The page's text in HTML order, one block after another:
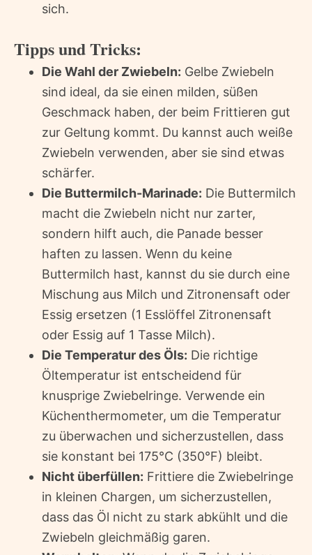
sich.
Tipps und Tricks:
Die Wahl der Zwiebeln: Gelbe Zwiebeln
sind ideal, da sie einen milden, süßen
Geschmack haben, der beim Frittieren gut
zur Geltung kommt. Du kannst auch weiße
Zwiebeln verwenden, aber sie sind etwas
schärfer.
Die Buttermilch-Marinade: Die Buttermilch
macht die Zwiebeln nicht nur zarter,
sondern hilft auch, die Panade besser
haften zu lassen. Wenn du keine
Buttermilch hast, kannst du sie durch eine
Mischung aus Milch und Zitronensaft oder
Essig ersetzen (1 Esslöffel Zitronensaft
oder Essig auf 1 Tasse Milch).
Die Temperatur des Öls: Die richtige
Öltemperatur ist entscheidend für
knusprige Zwiebelringe. Verwende ein
Küchenthermometer, um die Temperatur
zu überwachen und sicherzustellen, dass
sie konstant bei 175°C (350°F) bleibt.
Nicht überfüllen: Frittiere die Zwiebelringe
in kleinen Chargen, um sicherzustellen,
dass das Öl nicht zu stark abkühlt und die
Zwiebeln gleichmäßig garen.